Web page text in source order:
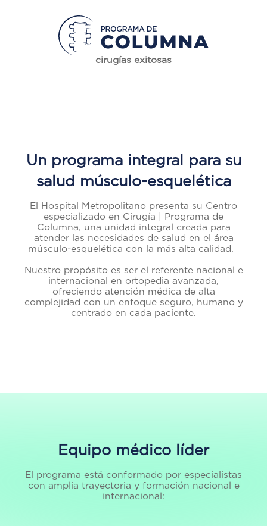
cirugías exitosas
Un programa integral para su
salud músculo-esquelética
El Hospital Metropolitano presenta su Centro
especializado en Cirugía | Programa de
Columna, una unidad integral creada para
atender las necesidades de salud en el área
músculo-esquelética con la más alta calidad.
Nuestro propósito es ser el referente nacional e
internacional en ortopedia avanzada,
ofreciendo atención médica de alta
complejidad con un enfoque seguro, humano y
centrado en cada paciente.
Equipo médico líder
El programa está conformado por especialistas
con amplia trayectoria y formación nacional e
internacional: